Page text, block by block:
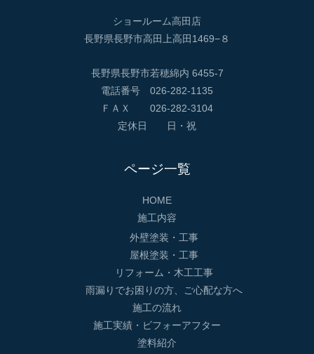
ショールーム高田店
長野県長野市高田上高田1469−８
長野県長野市若穂綿内 6455-7
電話番号 026-282-1135
ＦＡＸ 026-282-3104
定休日 日・祝
ページ一覧
HOME
施工内容
外壁塗装・工事
屋根塗装・工事
リフォーム・木工工事
雨漏りでお困りの方、ご心配な方へ
施工の流れ
施工実績・ビフォーアフター
塗料紹介